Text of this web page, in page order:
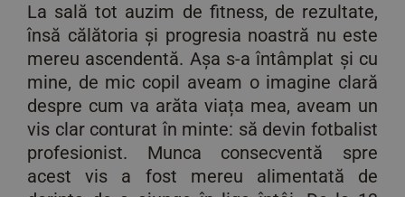
La sală tot auzim de fitness, de rezultate,
însă călătoria și progresia noastră nu este
mereu ascendentă. Așa s-a întâmplat și cu
mine, de mic copil aveam o imagine clară
despre cum va arăta viața mea, aveam un
vis clar conturat în minte: să devin fotbalist
profesionist. Munca consecventă spre
acest vis a fost mereu alimentată de